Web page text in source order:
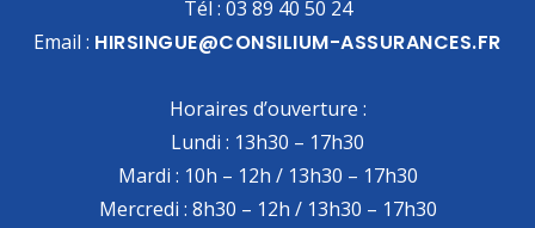
Tél : 03 89 40 50 24
Email : HIRSINGUE@CONSILIUM-ASSURANCES.FR
Horaires d’ouverture :
Lundi : 13h30 – 17h30
Mardi : 10h – 12h / 13h30 – 17h30
Mercredi : 8h30 – 12h / 13h30 – 17h30